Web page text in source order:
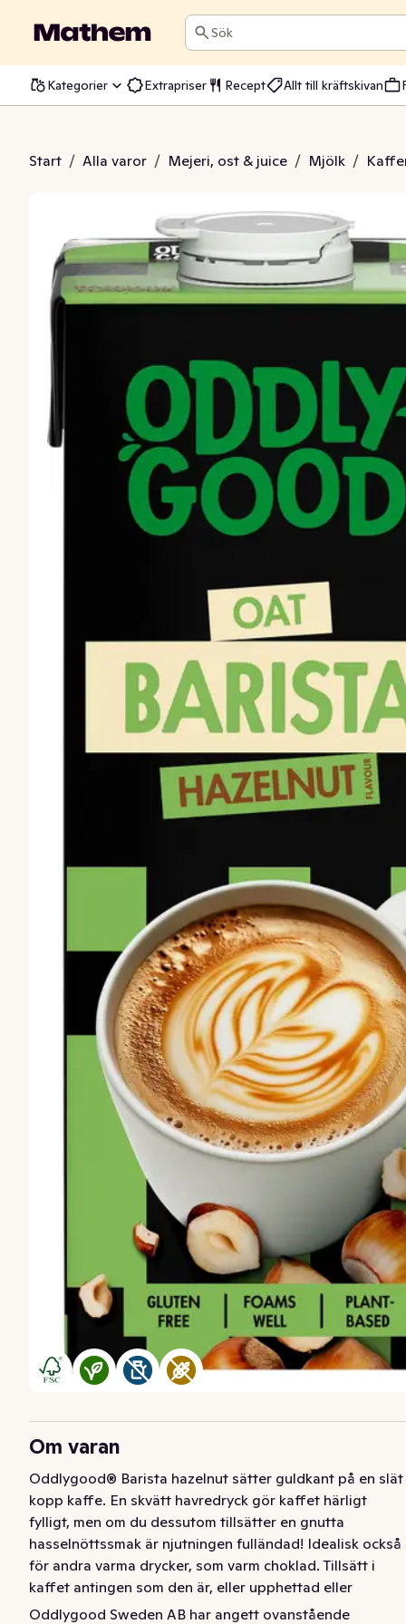
Sök
Kategorier Extrapriser Recept Allt till kräftskivan
Start / Alla varor / Mejeri, ost & juice / Mjölk /
Hasselnöt Glutenfri 3%
Om varan
Oddlygood® Barista hazelnut sätter guldkant på en slät
kopp kaffe. En skvätt havredryck gör kaffet härligt
fylligt, men om du dessutom tillsätter en gnutta
hasselnöttssmak är njutningen fulländad! Idealisk också
för andra varma drycker, som varm choklad. Tillsätt i
kaffet antingen som den är, eller upphettad eller
skummad. Oddlygood® Barista havredryck skummar
Oddlygood Sweden AB har angett ovanstående